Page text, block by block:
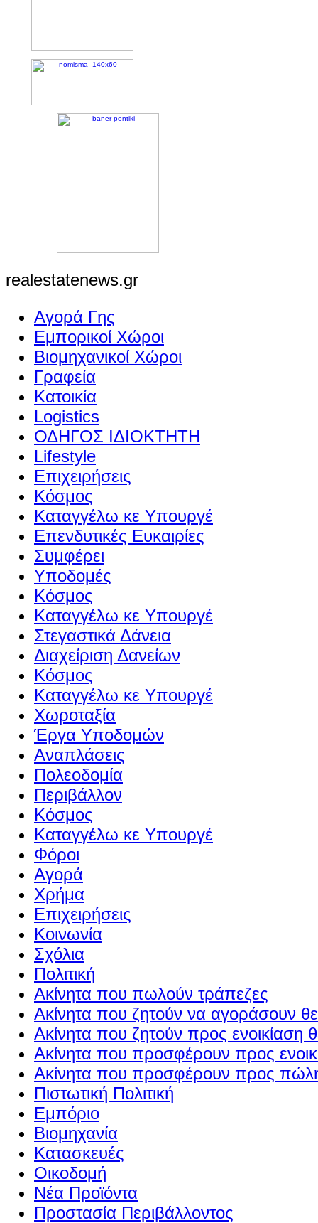
realestatenews.gr
Αγορά Γης
Εμπορικοί Χώροι
Βιομηχανικοί Χώροι
Γραφεία
Κατοικία
Logistics
ΟΔΗΓΟΣ ΙΔΙΟΚΤΗΤΗ
Lifestyle
Επιχειρήσεις
Κόσμος
Καταγγέλω κε Υπουργέ
Επενδυτικές Ευκαιρίες
Συμφέρει
Υποδομές
Κόσμος
Καταγγέλω κε Υπουργέ
Στεγαστικά Δάνεια
Διαχείριση Δανείων
Κόσμος
Καταγγέλω κε Υπουργέ
Χωροταξία
Έργα Υποδομών
Αναπλάσεις
Πολεοδομία
Περιβάλλον
Κόσμος
Καταγγέλω κε Υπουργέ
Φόροι
Αγορά
Χρήμα
Επιχειρήσεις
Κοινωνία
Σχόλια
Πολιτική
Ακίνητα που πωλούν τράπεζες
Ακίνητα που ζητούν να αγοράσουν
Ακίνητα που ζητούν προς ενοικίαση
Ακίνητα που προσφέρουν προς
Ακίνητα που προσφέρουν προς
Πιστωτική Πολιτική
Εμπόριο
Βιομηχανία
Κατασκευές
Οικοδομή
Νέα Προϊόντα
Προστασία Περιβάλλοντος